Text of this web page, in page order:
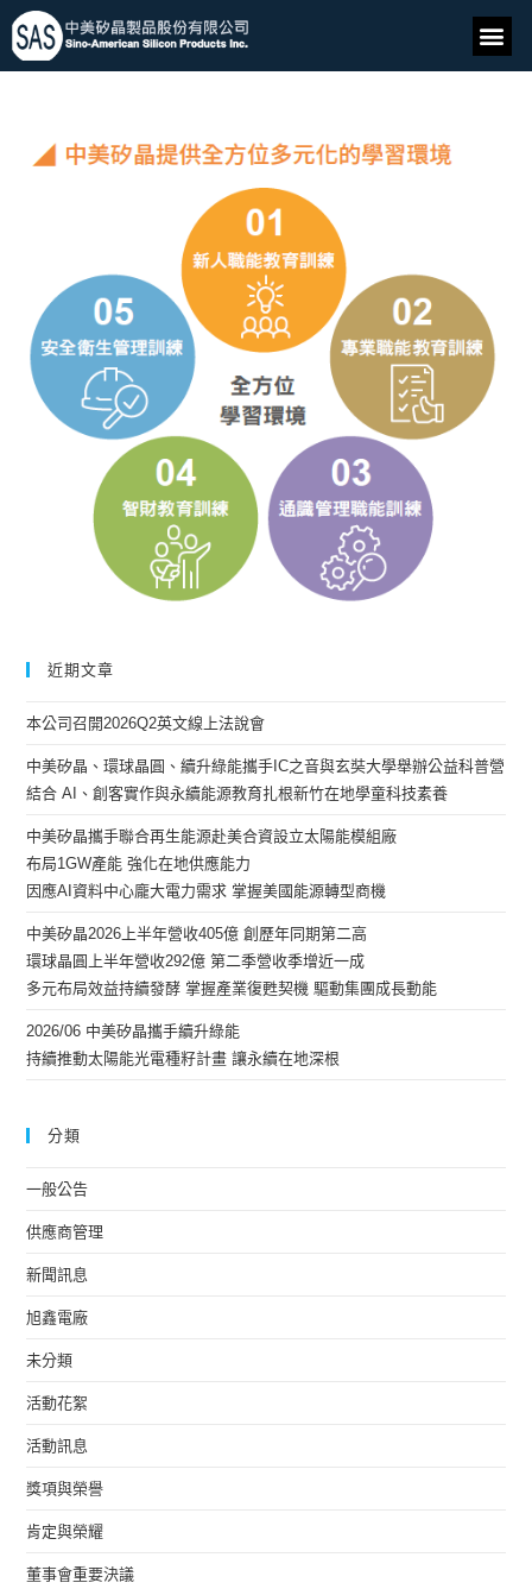
近期文章
本公司召開2026Q2英文線上法說會
中美矽晶、環球晶圓、續升綠能攜手IC之音與玄奘大學舉辦公益科普營
結合 AI、創客實作與永續能源教育扎根新竹在地學童科技素養
中美矽晶攜手聯合再生能源赴美合資設立太陽能模組廠
布局1GW產能 強化在地供應能力
因應AI資料中心龐大電力需求 掌握美國能源轉型商機
中美矽晶2026上半年營收405億 創歷年同期第二高
環球晶圓上半年營收292億 第二季營收季增近一成
多元布局效益持續發酵 掌握產業復甦契機 驅動集團成長動能
2026/06 中美矽晶攜手續升綠能
持續推動太陽能光電種籽計畫 讓永續在地深根
分類
一般公告
供應商管理
新聞訊息
旭鑫電廠
未分類
活動花絮
活動訊息
獎項與榮譽
肯定與榮耀
董事會重要決議